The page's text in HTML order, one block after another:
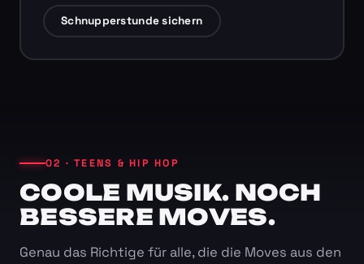
Schnupperstunde sichern
02 · TEENS & HIP HOP
COOLE MUSIK. NOCH
BESSERE MOVES.
Genau das Richtige für alle, die die Moves aus den